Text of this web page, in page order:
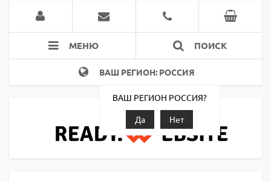
МЕНЮ ПОИСК
ВАШ РЕГИОН: РОССИЯ
ВАШ РЕГИОН РОССИЯ?
Да
Нет